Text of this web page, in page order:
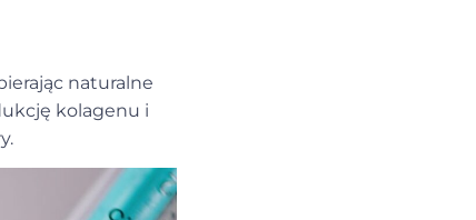
naturalne
kolagenu i